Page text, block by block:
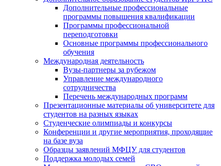
Дополнительные профессиональные
программы повышения квалификации
Программы профессиональной
переподготовки
Основные программы профессионального
обучения
Международная деятельность
Вузы-партнеры за рубежом
Управление международного
сотрудничества
Перечень международных программ
Презентационные материалы об университете для
студентов на разных языках
Студенческие олимпиады и конкурсы
Конференции и другие мероприятия, проходящие
на базе вуза
Образцы заявлений МФЦУ для студентов
Поддержка молодых семей